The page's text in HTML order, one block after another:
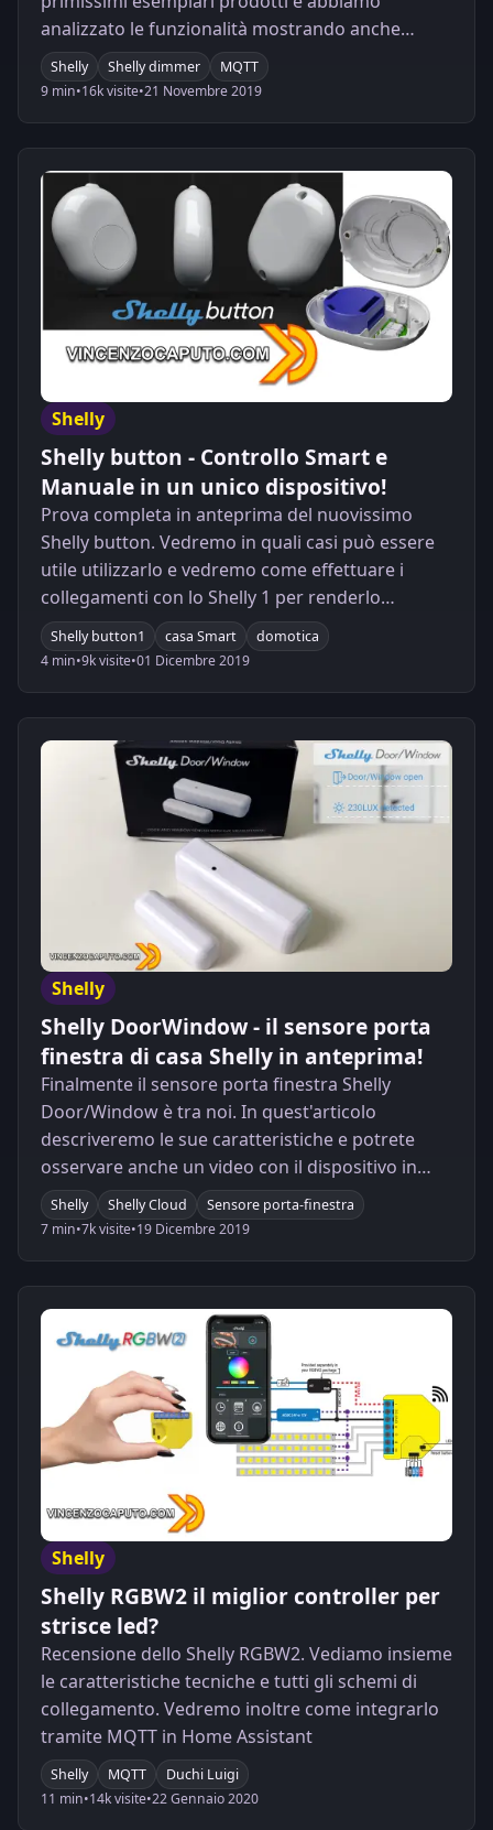
analizzato le funzionalità mostrando anche
l'integrazione all'interno di Home Assistant.
Shelly Shelly dimmer
MQTT
9 min•16k visite•21 Novembre 2019
Shelly
Shelly button - Controllo Smart e
Manuale in un unico dispositivo!
Prova completa in anteprima del nuovissimo
Shelly button. Vedremo in quali casi può essere
utile utilizzarlo e vedremo come effettuare i
collegamenti con lo Shelly 1 per renderlo
perfettamente funzionante!
Shelly button1 casa Smart
domotica
4 min•9k visite•01 Dicembre 2019
Shelly
Shelly DoorWindow - il sensore porta
finestra di casa Shelly in anteprima!
Finalmente il sensore porta finestra Shelly
Door/Window è tra noi. In quest'articolo
descriveremo le sue caratteristiche e potrete
osservare anche un video con il dispositivo in
azione.
Shelly Shelly Cloud
Sensore porta-finestra
7 min•7k visite•19 Dicembre 2019
Shelly
Shelly RGBW2 il miglior controller per
strisce led?
Recensione dello Shelly RGBW2. Vediamo insieme
le caratteristiche tecniche e tutti gli schemi di
collegamento. Vedremo inoltre come integrarlo
tramite MQTT in Home Assistant
Shelly MQTT
Duchi Luigi
11 min•14k visite•22 Gennaio 2020